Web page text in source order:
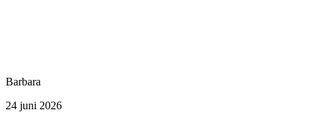
Barbara
24 juni 2026